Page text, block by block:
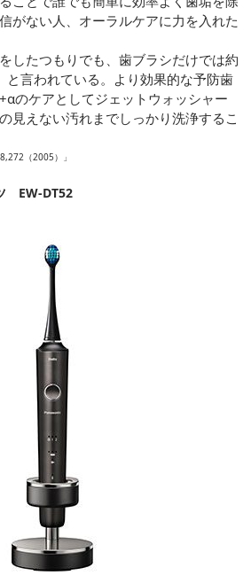
がない人、オーラルケアに力を入れた
したつもりでも、歯ブラシだけでは約
言われている。より効果的な予防歯
のケアとしてジェットウォッシャー
見えない汚れまでしっかり洗浄するこ
（2005）」
EW-DT52